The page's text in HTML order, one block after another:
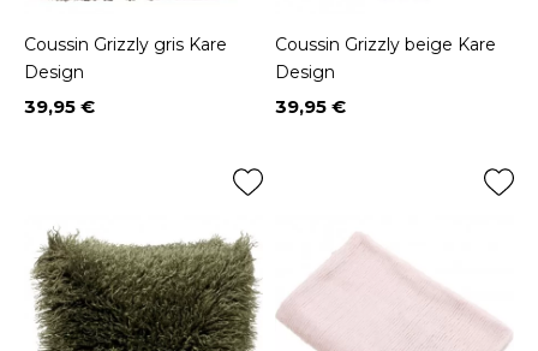
Coussin Grizzly gris Kare
Design
Prix
39,95 €
Coussin Grizzly beige Kare
Design
Prix
39,95 €